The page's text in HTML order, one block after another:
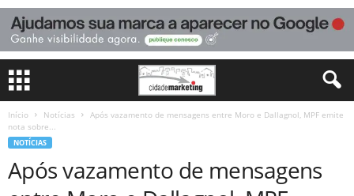
Início Notícias
Após vazamento de mensagens entre Moro e Dallagnol, MPF emite
nota sobre...
NOTÍCIAS
Após vazamento de mensagens